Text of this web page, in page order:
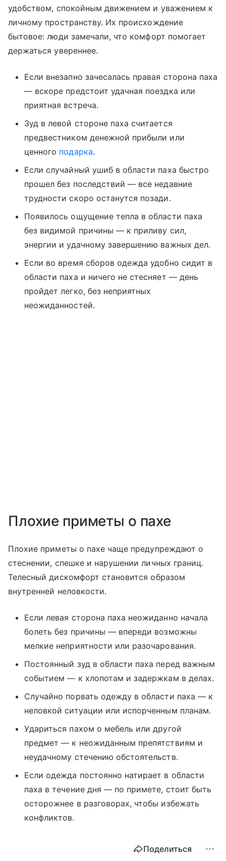
удобством, спокойным движением и уважением к
личному пространству. Их происхождение
бытовое: люди замечали, что комфорт помогает
держаться увереннее.
Если внезапно зачесалась правая сторона паха
— вскоре предстоит удачная поездка или
приятная встреча.
Зуд в левой стороне паха считается
предвестником денежной прибыли или
ценного подарка.
Если случайный ушиб в области паха быстро
прошел без последствий — все недавние
трудности скоро останутся позади.
Появилось ощущение тепла в области паха
без видимой причины — к приливу сил,
энергии и удачному завершению важных дел.
Если во время сборов одежда удобно сидит в
области паха и ничего не стесняет — день
пройдет легко, без неприятных
неожиданностей.
Плохие приметы о пахе
Плохие приметы о пахе чаще предупреждают о
стеснении, спешке и нарушении личных границ.
Телесный дискомфорт становится образом
внутренней неловкости.
Если левая сторона паха неожиданно начала
болеть без причины — впереди возможны
мелкие неприятности или разочарования.
Постоянный зуд в области паха перед важным
событием — к хлопотам и задержкам в делах.
Случайно порвать одежду в области паха — к
неловкой ситуации или испорченным планам.
Удариться пахом о мебель или другой
предмет — к неожиданным препятствиям и
неудачному стечению обстоятельств.
Если одежда постоянно натирает в области
паха в течение дня — по примете, стоит быть
осторожнее в разговорах, чтобы избежать
конфликтов.
Поделиться